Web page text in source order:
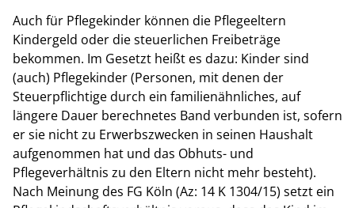
Auch für Pflegekinder können die Pflegeeltern
Kindergeld oder die steuerlichen Freibeträge
bekommen. Im Gesetzt heißt es dazu: Kinder sind
(auch) Pflegekinder (Personen, mit denen der
Steuerpflichtige durch ein familienähnliches, auf
längere Dauer berechnetes Band verbunden ist, sofern
er sie nicht zu Erwerbszwecken in seinen Haushalt
aufgenommen hat und das Obhuts- und
Pflegeverhältnis zu den Eltern nicht mehr besteht).
Nach Meinung des FG Köln (Az: 14 K 1304/15) setzt ein